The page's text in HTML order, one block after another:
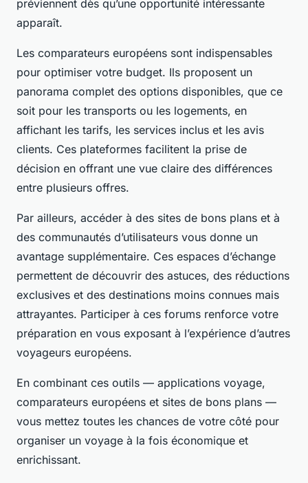
préviennent dès qu’une opportunité intéressante
apparaît.
Les comparateurs européens sont indispensables
pour optimiser votre budget. Ils proposent un
panorama complet des options disponibles, que ce
soit pour les transports ou les logements, en
affichant les tarifs, les services inclus et les avis
clients. Ces plateformes facilitent la prise de
décision en offrant une vue claire des différences
entre plusieurs offres.
Par ailleurs, accéder à des sites de bons plans et à
des communautés d’utilisateurs vous donne un
avantage supplémentaire. Ces espaces d’échange
permettent de découvrir des astuces, des réductions
exclusives et des destinations moins connues mais
attrayantes. Participer à ces forums renforce votre
préparation en vous exposant à l’expérience d’autres
voyageurs européens.
En combinant ces outils — applications voyage,
comparateurs européens et sites de bons plans —
vous mettez toutes les chances de votre côté pour
organiser un voyage à la fois économique et
enrichissant.